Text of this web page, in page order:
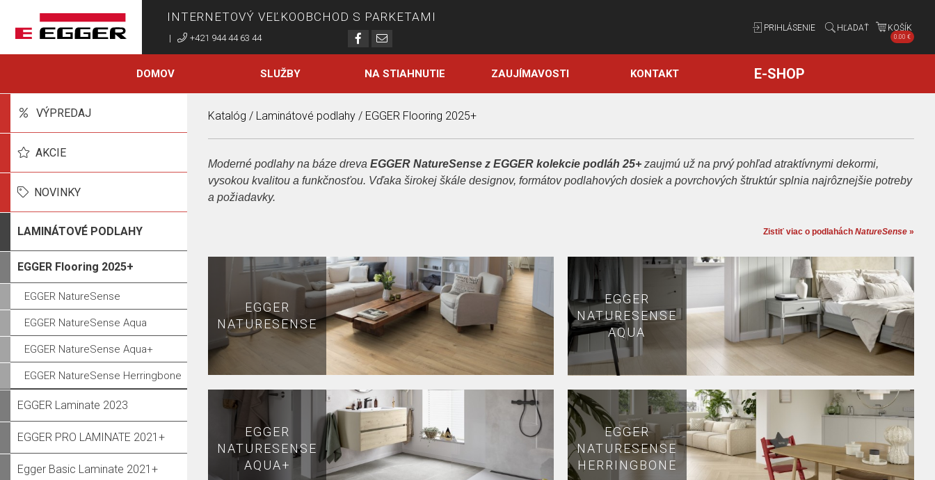
Jump to navigation
INTERNETOVÝ VEĽKOOBCHOD S PARKETAMI
PRIHLÁSENIE HĽADAŤ KOŠÍK
0.00 €
DOMOV SLUŽBY NA STIAHNUTIE ZAUJÍMAVOSTI KONTAKT E-SHOP
| +421 944 44 63 44
✕
Katalóg / Laminátové podlahy/ EGGER Flooring 2025+
Moderné podlahy na báze dreva EGGER NatureSense z EGGER kolekcie podláh 25+zaujmú už na prvý pohľad atraktívnymi dekormi,
vysokou kvalitou a funkčnosťou. Vďaka širokej škále designov, formátov podlahových dosiek a povrchových štruktúr splnia najrôznejšie potreby
a požiadavky.
Zistiť viac o podlahách NatureSense »
EGGER
NATURESENSE
EGGER
NATURESENSE
AQUA
EGGER
NATURESENSE
AQUA+
EGGER
NATURESENSE
HERRINGBONE
VÝPREDAJ
AKCIE
NOVINKY
LAMINÁTOVÉ PODLAHY
EGGER Flooring 2025+
EGGER NatureSense
EGGER NatureSense Aqua
EGGER NatureSense Aqua+
EGGER NatureSense Herringbone
EGGER Laminate 2023
EGGER PRO LAMINATE 2021+
Egger Basic Laminate 2021+